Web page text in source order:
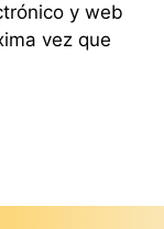
y web
vez que